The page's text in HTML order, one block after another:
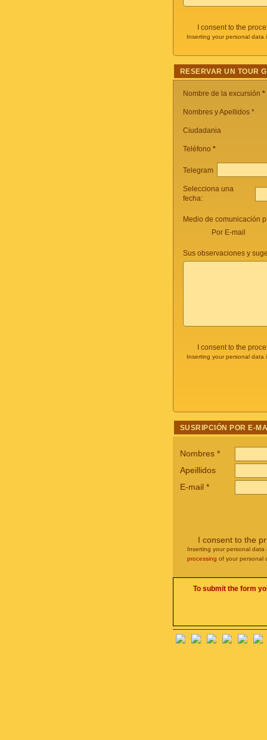
I consent to the
Inserting your personal
RESERVAR UN TOUR
Nombre de la excursión *
Nombres y Apellidos *
Ciudadania
Teléfono *
Telegram
Selecciona una
fecha:
Medio de comunicación
Por E-mail
Sus observaciones y
I consent to the
Inserting your personal
SUSRIPCIÓN POR E-
Nombres *
Apeillidos
E-mail *
I consent to the
Inserting your personal
processing of your personal
To submit the form